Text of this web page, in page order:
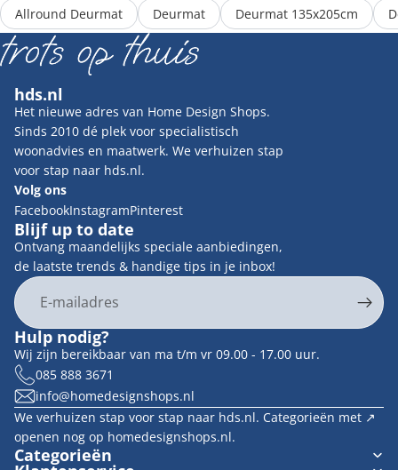
Allround Deurmat
Deurmat Deurmat 135x205cm
hds.nl
Het nieuwe adres van Home Design Shops.
Sinds 2010 dé plek voor specialistisch
woonadvies en maatwerk. We verhuizen stap
voor stap naar hds.nl.
Volg ons
FacebookInstagramPinterest
Blijf up to date
Ontvang maandelijks speciale aanbiedingen,
de laatste trends & handige tips in je inbox!
E-mail
Hulp nodig?
Wij zijn bereikbaar van ma t/m vr 09.00 - 17.00 uur.
085 888 3671
info@homedesignshops.nl
We verhuizen stap voor stap naar hds.nl. Categorieën met ↗︎
openen nog op homedesignshops.nl.
Categorieën
Contactgegevens
Terugbetalingsbeleid
Algemene voorwaarden
Verzendbeleid
Wettelijke kennisgeving